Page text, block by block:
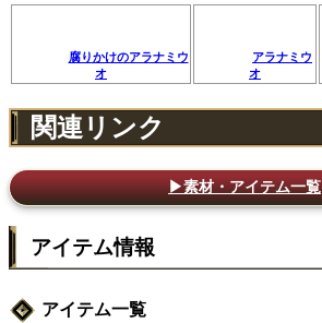
腐りかけのアラナミウ
オ
アラナミウ
オ
関連リンク
▶素材・アイテム一覧
アイテム情報
アイテム一覧